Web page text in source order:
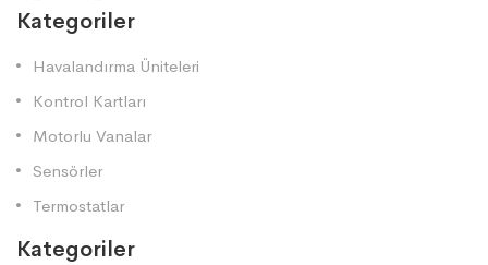
Kategoriler
Havalandırma Üniteleri
Kontrol Kartları
Motorlu Vanalar
Sensörler
Termostatlar
Kategoriler